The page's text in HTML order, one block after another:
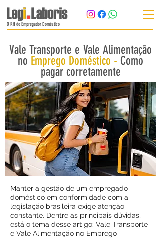
O RH do Empregador Doméstico
Vale Transporte e Vale Alimentação
no Emprego Doméstico - Como
pagar corretamente
Manter a gestão de um empregado
doméstico em conformidade com a
legislação brasileira exige atenção
constante. Dentre as principais dúvidas,
está o tema desse artigo: Vale Transporte
e Vale Alimentação no Emprego